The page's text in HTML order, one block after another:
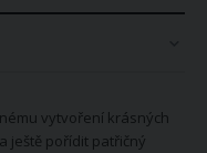
vytvoření krásných
ještě pořídit patřičný